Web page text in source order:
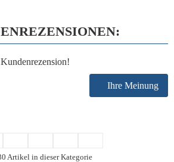
Ihre Meinung
Artikel in dieser Kategorie